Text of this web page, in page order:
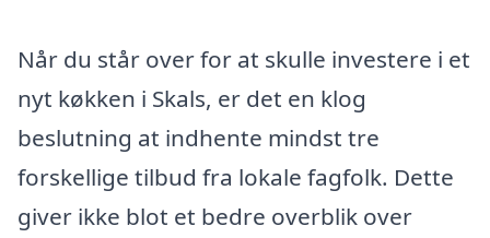
Når du står over for at skulle investere i et
nyt køkken i Skals, er det en klog
beslutning at indhente mindst tre
forskellige tilbud fra lokale fagfolk. Dette
giver ikke blot et bedre overblik over